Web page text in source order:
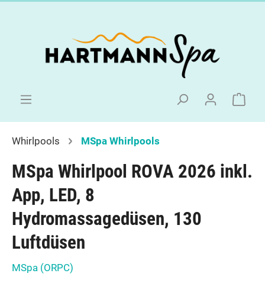
Whirlpools MSpa Whirlpools
MSpa Whirlpool ROVA 2026 inkl.
App, LED, 8
Hydromassagedüsen, 130
Luftdüsen
MSpa (ORPC)